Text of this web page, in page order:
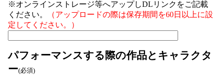
※オンラインストレージ等へアップしDLリンクをご記載
ください。
（アップロードの際は保存期間を60日以上に設
定してください。）
パフォーマンスする際の作品とキャラクタ
ー(必須)